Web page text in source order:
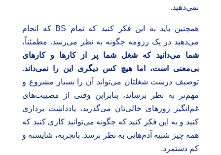
نمی‌دهید.
همچنین باید به این فکر کنید که تمام BS که انجام
می‌دهید در یک رزومه چگونه به نظر می‌رسد. مطمئناً،
شما می‌دانید که شغل شما پر از کارها و کارهای
بی‌معنی است، اما هیچ کس دیگری این را نمی‌داند.
توصیف درست شغلتان می‌تواند آن را بسیار مشروع و
مهم‌تر به نظر برساند، بنابراین وقتی از مصیبت‌های
غم‌انگیز روزهای خالی‌تان می‌گذرید، یادداشت برداری
کنید و به این فکر کنید که چگونه می‌توانید کاری کنید که
همه چیز شبیه آدم‌هایی به نظر برسد. باتجربه، شایسته و
کم دستمزد.